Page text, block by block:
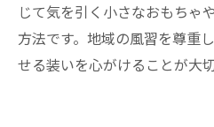
じて気を引く小さなおもちゃ
方法です。地域の風習を尊重
せる装いを心がけることが大切